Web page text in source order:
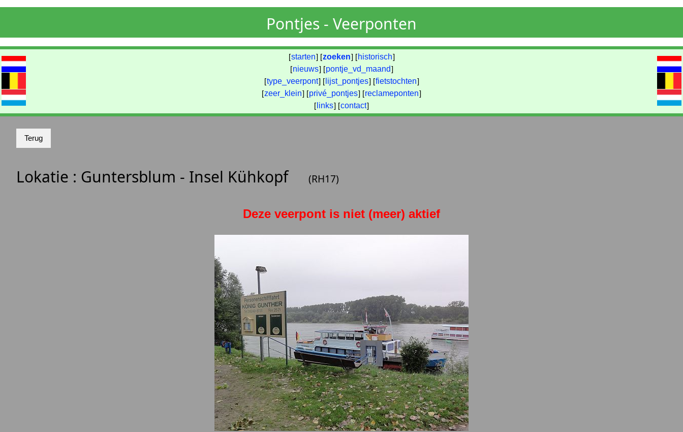
Pontjes - Veerponten
[starten] [zoeken] [ historisch]
[nieuws] [pontje_vd_maand]
[type_veerpont] [ lijst_pontjes] [fietstochten]
[zeer_klein] [privé_pontjes] [reclameponten]
[ links] [contact]
Lokatie : Guntersblum - Insel Kühkopf (RH17)
Deze veerpont is niet (meer) aktief